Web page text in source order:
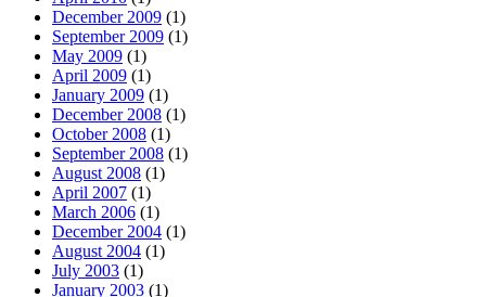
December 2009 (1)
September 2009 (1)
May 2009 (1)
April 2009 (1)
January 2009 (1)
December 2008 (1)
October 2008 (1)
September 2008 (1)
August 2008 (1)
April 2007 (1)
March 2006 (1)
December 2004 (1)
August 2004 (1)
July 2003 (1)
January 2003 (1)